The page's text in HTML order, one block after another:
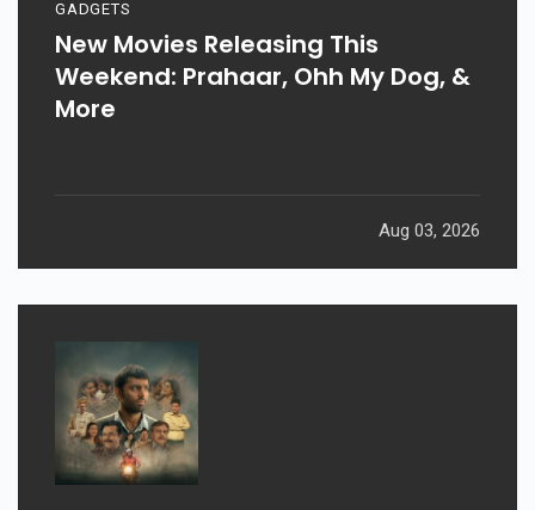
GADGETS
New Movies Releasing This
Weekend: Prahaar, Ohh My Dog, &
More
Aug 03, 2026